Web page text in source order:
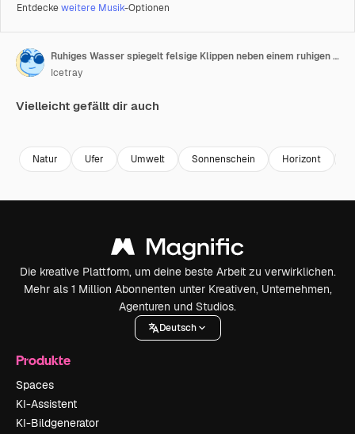
Entdeckeweitere Musik-Optionen
Ruhiges Wasser spiegelt felsige Klippen neben einem ruhigen Strand bei hellem Tageslicht wider
Icetray
Vielleicht gefällt dir auch
Natur Ufer Umwelt Sonnenschein Horizont
Die kreative Plattform, um deine beste Arbeit zu verwirklichen.
Mehr als 1 Million Abonnenten unter Kreativen, Unternehmen,
Agenturen und Studios.
Deutsch
Produkte
Spaces
KI-Assistent
KI-Bildgenerator